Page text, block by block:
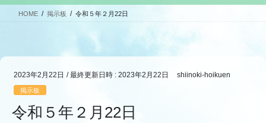
ス
ン
HOME 掲示板 令和５年２月22日
2023年2月22日 / 最終更新日時 : 2023年2月22日 shiinoki-hoikuen
掲示板
令和５年２月22日